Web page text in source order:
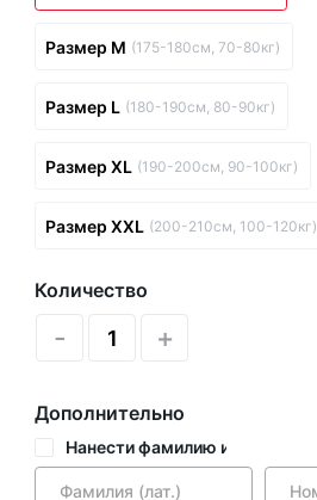
Размер M (175-180см, 70-80кг)
Размер L (180-190см, 80-90кг)
Размер XL (190-200см, 90-100кг)
Размер XXL (200-210см, 100-120кг)
Количество
- +
Дополнительно
Нанести фамилию и номер